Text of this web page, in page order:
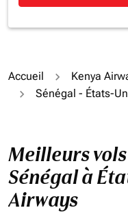
Accueil Kenya
Sénégal - États-
Meilleurs
Sénégal à
Airways